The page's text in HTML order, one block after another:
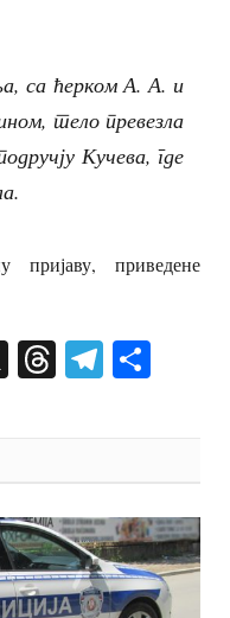
са ћерком А. А. и
тело превезла
Кучева, где
приведене
X Threads